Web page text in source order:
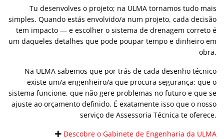
Tu desenvolves o projeto; na ULMA tornamos tudo mais
simples. Quando estás envolvido/a num projeto, cada decisão
tem impacto — e escolher o sistema de drenagem correto é
um daqueles detalhes que pode poupar tempo e dinheiro em
obra.
Na ULMA sabemos que por trás de cada desenho técnico
existe um/a engenheiro/a que procura segurança: que o
sistema funcione, que não gere problemas no futuro e que se
ajuste ao orçamento definido. É exatamente isso que o nosso
serviço de Assessoria Técnica te oferece.
Descobre o Gabinete de Engenharia da ULMA